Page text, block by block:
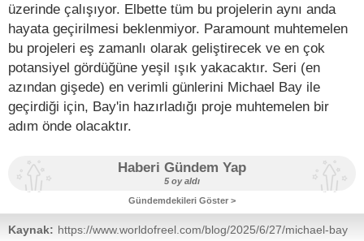
üzerinde çalışıyor. Elbette tüm bu projelerin aynı anda
hayata geçirilmesi beklenmiyor. Paramount muhtemelen
bu projeleri eş zamanlı olarak geliştirecek ve en çok
potansiyel gördüğüne yeşil ışık yakacaktır. Seri (en
azından gişede) en verimli günlerini Michael Bay ile
geçirdiği için, Bay'in hazırladığı proje muhtemelen bir
adım önde olacaktır.
Haberi Gündem Yap
5 oy aldı
Gündemdekileri Göster >
Kaynak: https://www.worldofreel.com/blog/2025/6/27/michael-bay